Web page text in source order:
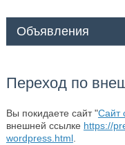
Объявления
Переход по
Вы покидаете сайт "Сайт
внешней ссылке https://
wordpress.html.